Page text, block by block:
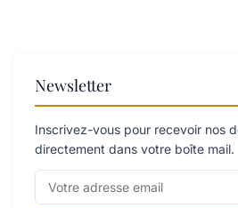
Newsletter
Inscrivez-vous pour recevoir nos
directement dans votre boîte mail.